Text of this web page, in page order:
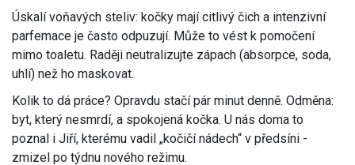
Úskalí voňavých steliv: kočky mají citlivý čich a intenzivní
parfemace je často odpuzují. Může to vést k pomočení
mimo toaletu. Raději neutralizujte zápach (absorpce, soda,
uhlí) než ho maskovat.
Kolik to dá práce? Opravdu stačí pár minut denně. Odměna:
byt, který nesmrdí, a spokojená kočka. U nás doma to
poznal i Jiří, kterému vadil „kočičí nádech“ v předsíni -
zmizel po týdnu nového režimu.